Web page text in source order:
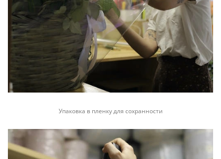
Упаковка в пленку для сохранности